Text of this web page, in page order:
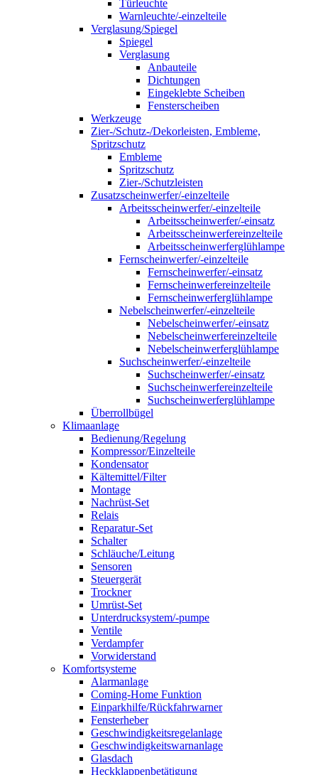
Türleuchte
Warnleuchte/-einzelteile
Verglasung/Spiegel
Spiegel
Verglasung
Anbauteile
Dichtungen
Eingeklebte Scheiben
Fensterscheiben
Werkzeuge
Zier-/Schutz-/Dekorleisten, Embleme,
Spritzschutz
Embleme
Spritzschutz
Zier-/Schutzleisten
Zusatzscheinwerfer/-einzelteile
Arbeitsscheinwerfer/-einzelteile
Arbeitsscheinwerfer/-einsatz
Arbeitsscheinwerfereinzelteile
Arbeitsscheinwerferglühlampe
Fernscheinwerfer/-einzelteile
Fernscheinwerfer/-einsatz
Fernscheinwerfereinzelteile
Fernscheinwerferglühlampe
Nebelscheinwerfer/-einzelteile
Nebelscheinwerfer/-einsatz
Nebelscheinwerfereinzelteile
Nebelscheinwerferglühlampe
Suchscheinwerfer/-einzelteile
Suchscheinwerfer/-einsatz
Suchscheinwerfereinzelteile
Suchscheinwerferglühlampe
Überrollbügel
Klimaanlage
Bedienung/Regelung
Kompressor/Einzelteile
Kondensator
Kältemittel/Filter
Montage
Nachrüst-Set
Relais
Reparatur-Set
Schalter
Schläuche/Leitung
Sensoren
Steuergerät
Trockner
Umrüst-Set
Unterdrucksystem/-pumpe
Ventile
Verdampfer
Vorwiderstand
Komfortsysteme
Alarmanlage
Coming-Home Funktion
Einparkhilfe/Rückfahrwarner
Fensterheber
Geschwindigkeitsregelanlage
Geschwindigkeitswarnanlage
Glasdach
Heckklappenbetätigung